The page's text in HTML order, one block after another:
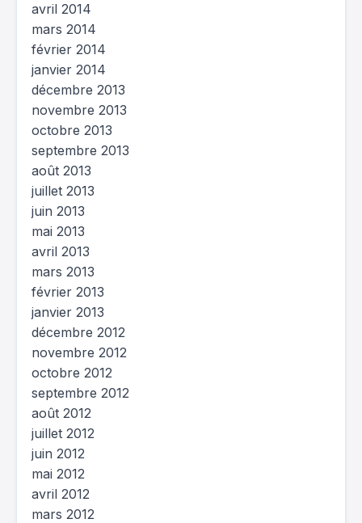
avril 2014
mars 2014
février 2014
janvier 2014
décembre 2013
novembre 2013
octobre 2013
septembre 2013
août 2013
juillet 2013
juin 2013
mai 2013
avril 2013
mars 2013
février 2013
janvier 2013
décembre 2012
novembre 2012
octobre 2012
septembre 2012
août 2012
juillet 2012
juin 2012
mai 2012
avril 2012
mars 2012